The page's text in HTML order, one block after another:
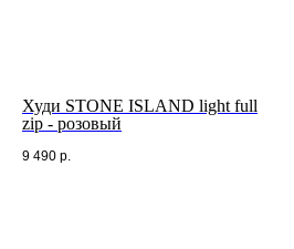
Худи STONE ISLAND light full
zip - розовый
9 490 р.